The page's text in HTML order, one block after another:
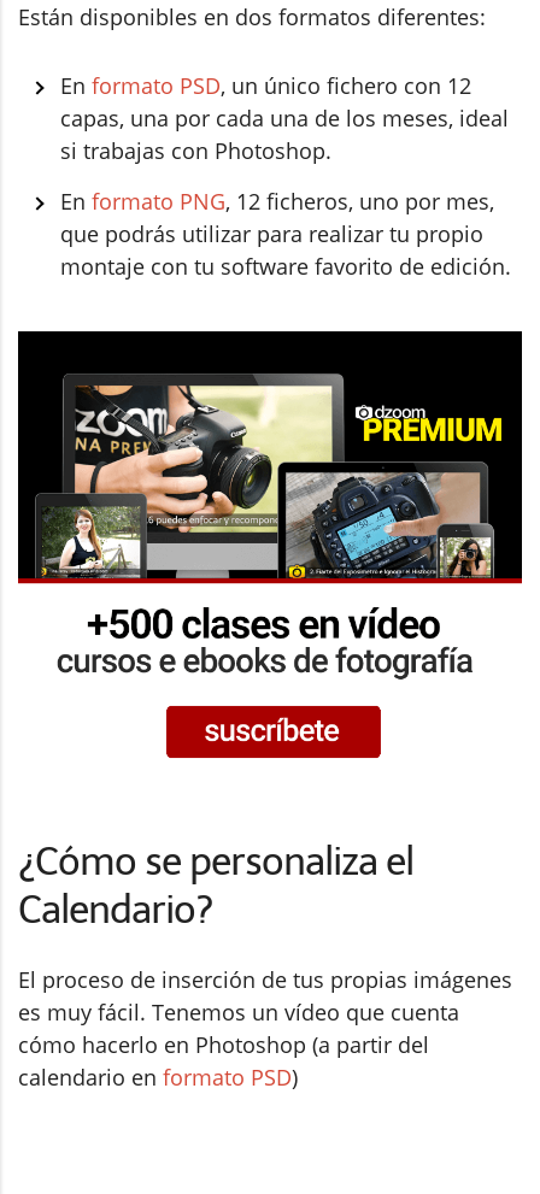
Están disponibles en dos formatos diferentes:
En formato PSD, un único fichero con 12
capas, una por cada una de los meses, ideal
si trabajas con Photoshop.
En formato PNG, 12 ficheros, uno por mes,
que podrás utilizar para realizar tu propio
montaje con tu software favorito de edición.
¿Cómo se personaliza el
Calendario?
El proceso de inserción de tus propias imágenes
es muy fácil. Tenemos un vídeo que cuenta
cómo hacerlo en Photoshop (a partir del
calendario en formato PSD)